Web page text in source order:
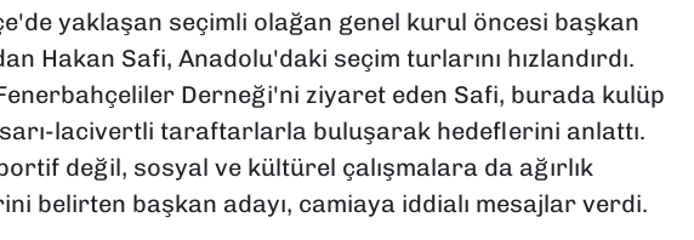
yaklaşan seçimli olağan genel kurul öncesi başkan
Hakan Safi, Anadolu'daki seçim turlarını hızlandırdı.
Derneği'ni ziyaret eden Safi, burada kulüp
lacivertli taraftarlarla buluşarak hedeflerini anlattı.
değil, sosyal ve kültürel çalışmalara da ağırlık
belirten başkan adayı, camiaya iddialı mesajlar verdi.